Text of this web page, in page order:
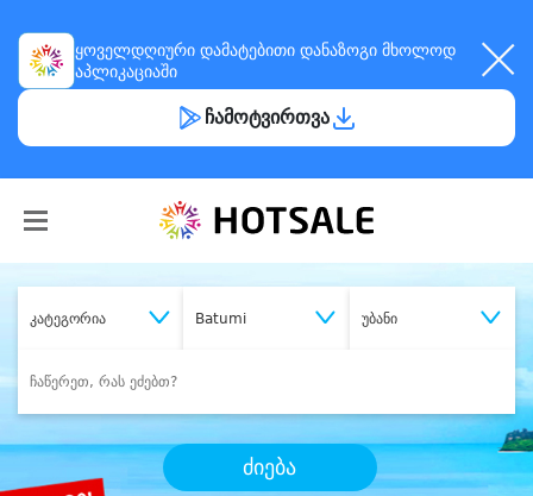
ყოველდღიური დამატებითი დანაზოგი მხოლოდ
აპლიკაციაში
ჩამოტვირთვა
კატეგორია Batumi უბანი
ძიება